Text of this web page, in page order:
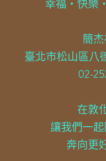
幸福・快樂
簡
臺北市松山區八
02-
在敦
讓我們一起
奔向更